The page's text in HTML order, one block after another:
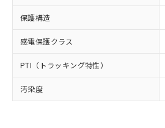
保護構造
感電保護クラス
PTI（トラッキング特性）
汚染度
オムロン制御機器販
販売ネットワー
在庫状況および標準価
事前の承諾なく第三
示しないようお願いし
マイパーツ機能（部品
ビス）をご利用いた
フタル酸エステル類の４物質につい
図的な使用がないことを確認してい
部品在庫の切り替え状況な
月が前後することがあります
「ｅ」：有害物質（10物質
準値以下であることを示しま
「10」：通常の使用状況下
質が外部に漏えいし、環境
及ぼさない年数を意味しま
ル、化学兵器、生物
武器並びにこれらの
当社は、貴社製品を第
場合は、上記1、2お
該第三者に通知します
販売先および販売に
法に輸出するおそれ
り引きをいたしません
在庫なし(最新の
いては、お客様
たはお客様担当
機器販売店・当社
受注生産機種、
情報を公開してい